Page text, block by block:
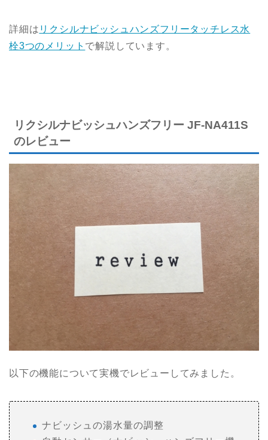
詳細は リクシルナビッシュハンズフリータッチレス水
栓3つのメリット で解説しています。
リクシルナビッシュハンズフリー JF-NA411S
のレビュー
以下の機能について実機でレビューしてみました。
ナビッシュの湯水量の調整